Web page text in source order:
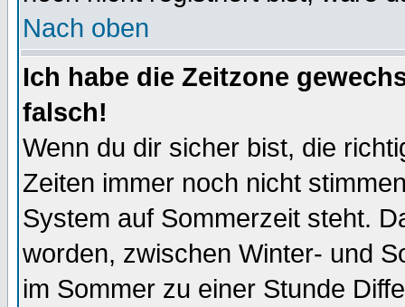
Nach oben
Ich habe die Zeitzone
falsch!
Wenn du dir sicher bist, die
Zeiten immer noch nicht
System auf Sommerzeit steht.
worden, zwischen Winter- und
im Sommer zu einer Stunde